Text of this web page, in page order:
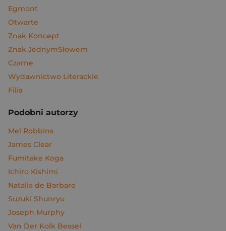
Egmont
Otwarte
Znak Koncept
Znak JednymSłowem
Czarne
Wydawnictwo Literackie
Filia
Podobni autorzy
Mel Robbins
James Clear
Fumitake Koga
Ichiro Kishimi
Natalia de Barbaro
Suzuki Shunryu
Joseph Murphy
Van Der Kolk Bessel